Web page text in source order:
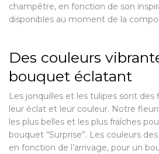
champêtre, en fonction de son
disponibles au moment de la
Des couleurs
bouquet éclatant
Les jonquilles et les tulipes sont
leur éclat et leur couleur. Notre
les plus belles et les plus fraîches
bouquet “Surprise”. Les couleurs
en fonction de l’arrivage, pour un